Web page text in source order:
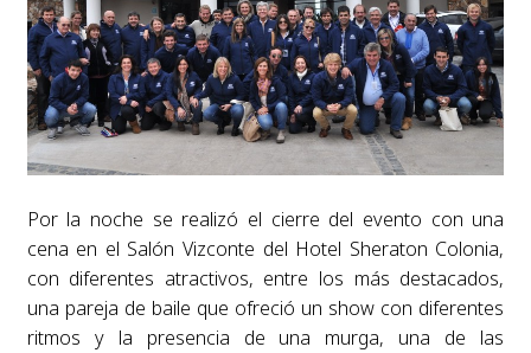
Por la noche se realizó el cierre del evento con una
cena en el Salón Vizconte del Hotel Sheraton Colonia,
con diferentes atractivos, entre los más destacados,
una pareja de baile que ofreció un show con diferentes
ritmos y la presencia de una murga, una de las